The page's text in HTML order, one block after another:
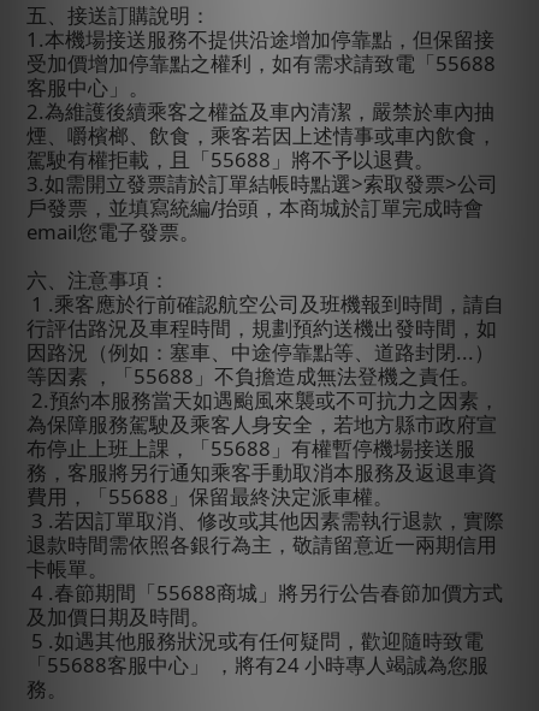
五、接送訂購說明：
1.本機場接送服務不提供沿途增加停靠點，但保留接
受加價增加停靠點之權利，如有需求請致電「55688
客服中心」。
2.為維護後續乘客之權益及車內清潔，嚴禁於車內抽
煙、嚼檳榔、飲食，乘客若因上述情事或車內飲食，
駕駛有權拒載，且「55688 」將不予以退費。
3.如需開立發票請於訂單結帳時點選>索取發票>公司
戶發票，並填寫統編/抬頭，本商城於訂單完成時會
email您電子發票。
六、注意事項：
1 .乘客應於行前確認航空公司及班機報到時間，請自
行評估路況及車程時間，規劃預約送機出發時間，如
因路況（例如：塞車、中途停靠點等、道路封閉... ）
等因素 ，「55688 」不負擔造成無法登機之責任。
2.預約本服務當天如遇颱風來襲或不可抗力之因素，
為保障服務駕駛及乘客人身安全，若地方縣市政府宣
布停止上班上課，「55688 」有權暫停機場接送服
務，客服將另行通知乘客手動取消本服務及返退車資
費用，「55688 」保留最終決定派車權。
3 .若因訂單取消、修改或其他因素需執行退款，實際
退款時間需依照各銀行為主，敬請留意近一兩期信用
卡帳單。
4 .春節期間「55688商城」將另行公告春節加價方式
及加價日期及時間。
5 .如遇其他服務狀況或有任何疑問，歡迎隨時致電
「55688客服中心」 ，將有24小時專人竭誠為您服
務。